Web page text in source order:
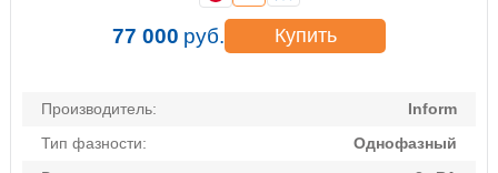
Производитель:
Inform
Тип фазности:
Однофазный
77 000 руб. Купить